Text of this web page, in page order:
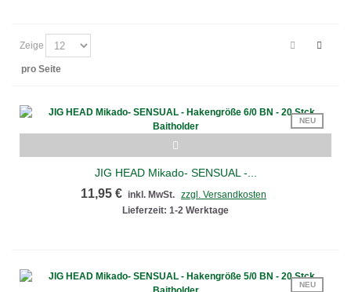
Zeige
pro Seite
NEU
JIG HEAD Mikado- SENSUAL -...
11,95 € inkl. MwSt. zzgl. Versandkosten
Lieferzeit: 1-2 Werktage
NEU